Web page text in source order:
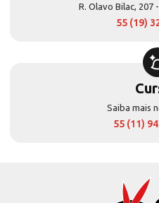
R. Olavo Bilac, 207
55 (19)
Saiba mais
55 (11)